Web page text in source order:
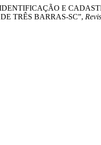
“IDENTIFICAÇÃO E
TRÊS BARRAS-SC”,